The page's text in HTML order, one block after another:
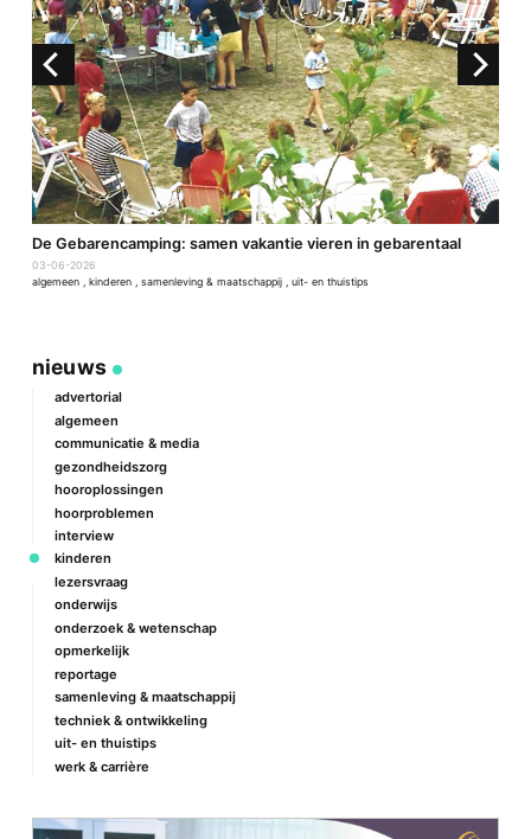
De Gebarencamping: samen vakantie vieren in gebarentaal
03-06-2026
algemeen , kinderen , samenleving & maatschappij , uit- en thuistips
nieuws
advertorial
algemeen
communicatie & media
gezondheidszorg
hooroplossingen
hoorproblemen
interview
kinderen
lezersvraag
onderwijs
onderzoek & wetenschap
opmerkelijk
reportage
samenleving & maatschappij
techniek & ontwikkeling
uit- en thuistips
werk & carrière